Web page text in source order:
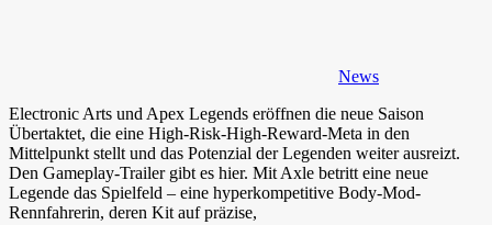
News
Electronic Arts und Apex Legends eröffnen die neue Saison
Übertaktet, die eine High-Risk-High-Reward-Meta in den
Mittelpunkt stellt und das Potenzial der Legenden weiter ausreizt.
Den Gameplay-Trailer gibt es hier. Mit Axle betritt eine neue
Legende das Spielfeld – eine hyperkompetitive Body-Mod-
Rennfahrerin, deren Kit auf präzise,